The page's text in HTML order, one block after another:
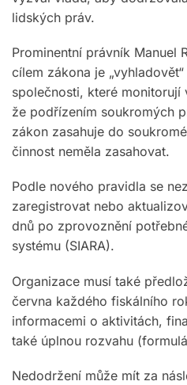
lidských práv.
Prominentní právník Manuel
cílem zákona je
společnosti, které
že podřízením soukromých
zákon zasahuje do
činnost neměla zasahovat.
Podle nového pravidla se
zaregistrovat nebo
dnů po zprovoznění
systému (SIARA).
Organizace musí také
června každého fiskálního
informacemi o aktivitách,
také úplnou rozvahu
Nedodržení může mít za